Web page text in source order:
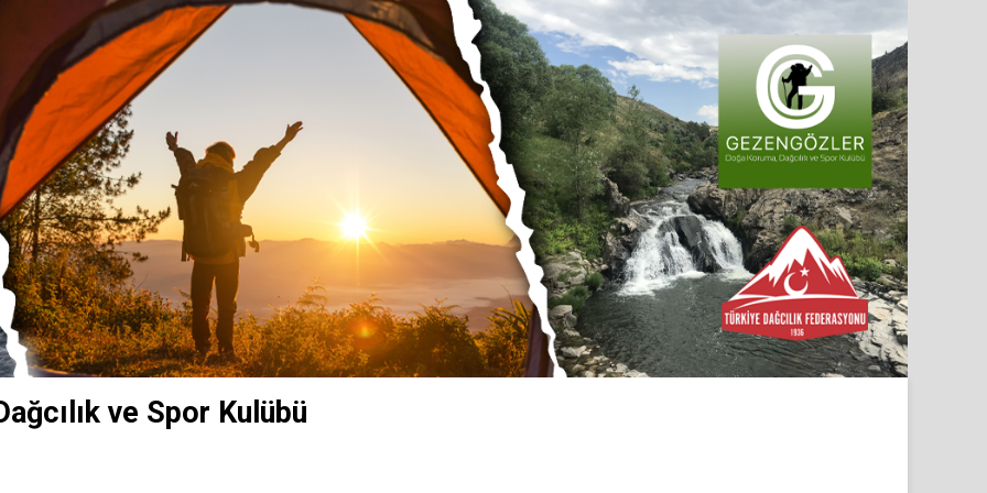
ve Spor Kulübü